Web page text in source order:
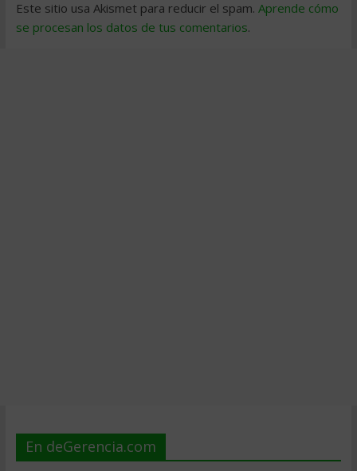
Este sitio usa Akismet para reducir el spam. Aprende cómo
se procesan los datos de tus comentarios.
En deGerencia.com